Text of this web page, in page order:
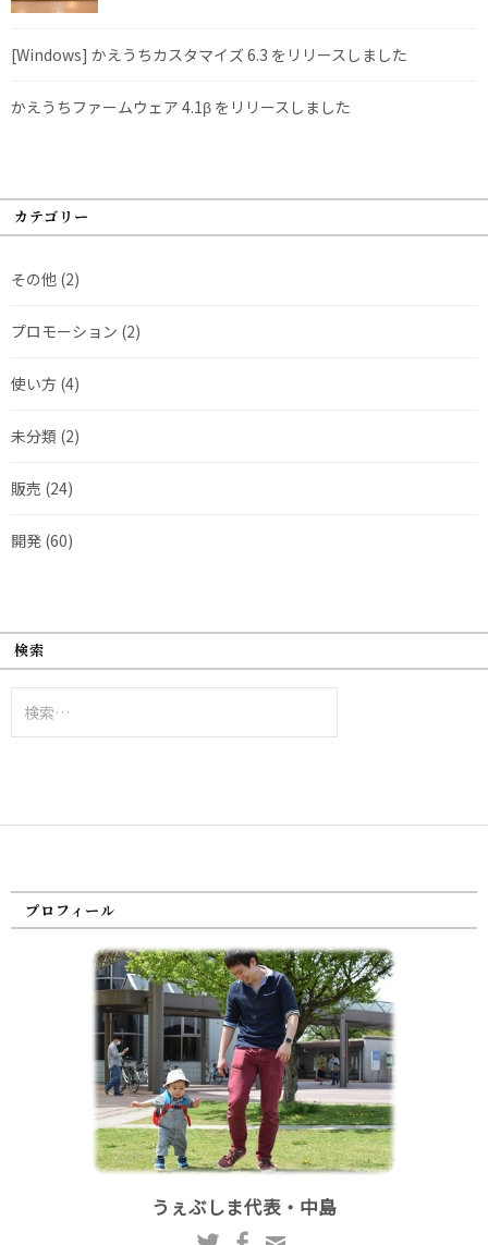
[Windows] かえうちカスタマイズ 6.3 をリリースしました
かえうちファームウェア 4.1β をリリースしました
カテゴリー
その他 (2)
プロモーション (2)
使い方 (4)
未分類 (2)
販売 (24)
開発 (60)
検索
索:
プロフィール
うぇぶしま代表・中島